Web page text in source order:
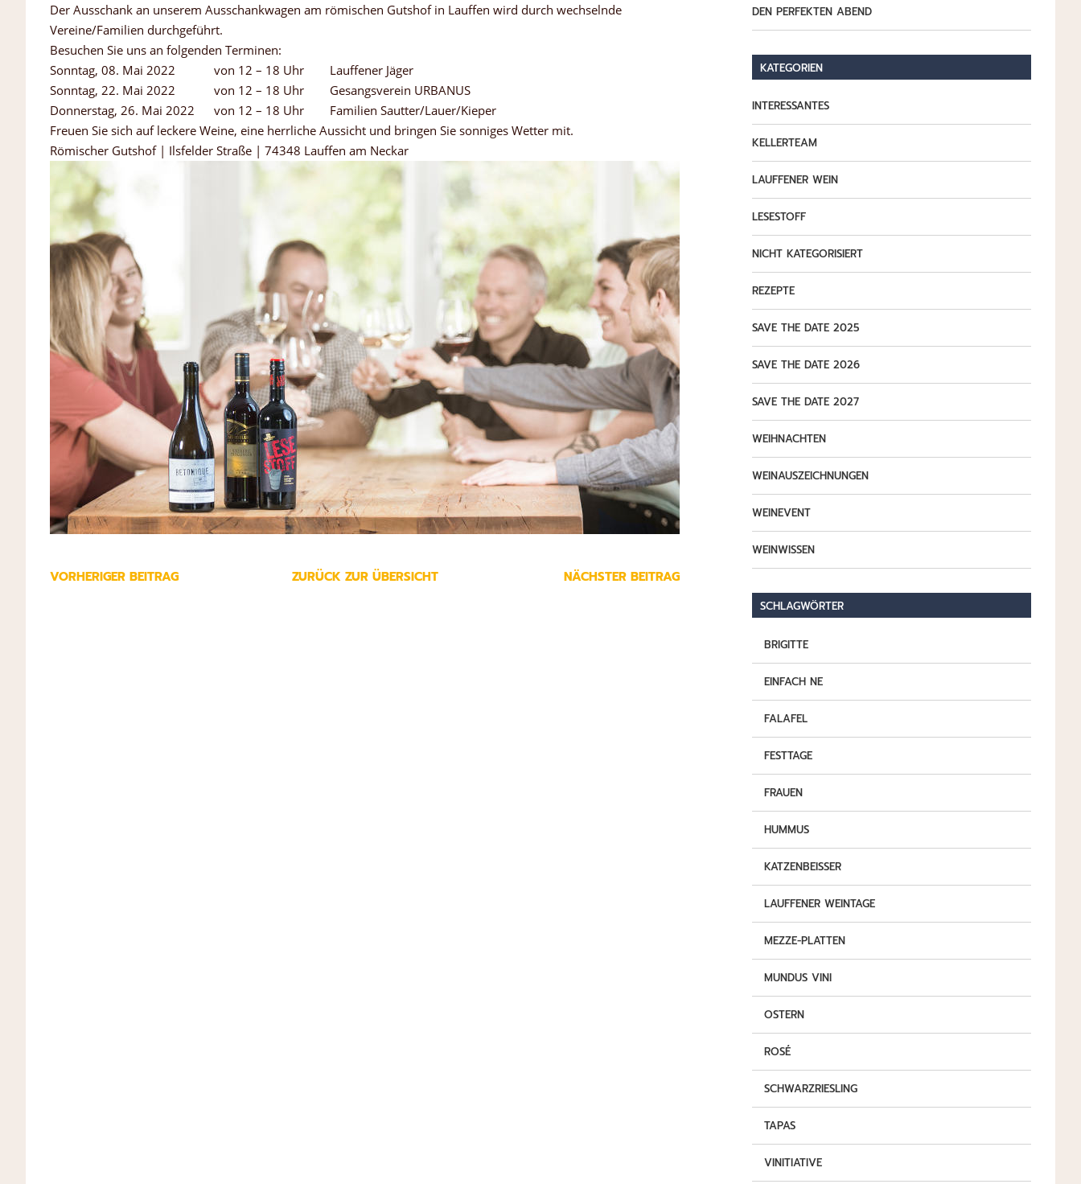
Der Ausschank an unserem Ausschankwagen am römischen Gutshof in Lauffen wird durch wechselnde
Vereine/Familien durchgeführt.
Besuchen Sie uns an folgenden Terminen:
Sonntag, 08. Mai 2022 von 12 – 18 Uhr Lauffener Jäger
Sonntag, 22. Mai 2022 von 12 – 18 Uhr Gesangsverein URBANUS
Donnerstag, 26. Mai 2022 von 12 – 18 Uhr Familien Sautter/Lauer/Kieper
Freuen Sie sich auf leckere Weine, eine herrliche Aussicht und bringen Sie sonniges Wetter mit.
Römischer Gutshof | Ilsfelder Straße | 74348 Lauffen am Neckar
VORHERIGER BEITRAG ZURÜCK ZUR ÜBERSICHT NÄCHSTER BEITRAG
DEN PERFEKTEN ABEND
KATEGORIEN
INTERESSANTES
KELLERTEAM
LAUFFENER WEIN
LESESTOFF
NICHT KATEGORISIERT
REZEPTE
SAVE THE DATE 2025
SAVE THE DATE 2026
SAVE THE DATE 2027
WEIHNACHTEN
WEINAUSZEICHNUNGEN
WEINEVENT
WEINWISSEN
SCHLAGWÖRTER
BRIGITTE
EINFACH NE
FALAFEL
FESTTAGE
FRAUEN
HUMMUS
KATZENBEISSER
LAUFFENER WEINTAGE
MEZZE-PLATTEN
MUNDUS VINI
OSTERN
ROSÉ
SCHWARZRIESLING
TAPAS
VINITIATIVE